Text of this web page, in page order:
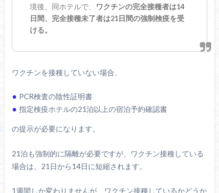
境後、同ホテルで、
ワクチンの完全接種者は14
日間、完全接種未了者は21日間の強制検疫を受
ける。
ワクチンを接種していない場合、
PCR検査の陰性証明書
指定検疫ホテルの21泊以上の宿泊予約確認書
の提示が必要になります。
21泊も強制的に隔離が必要ですが、ワクチン接種している
場合は、21日から14日に短縮されます。
1週間しか変わりませんが、ワクチン接種しているかどうか